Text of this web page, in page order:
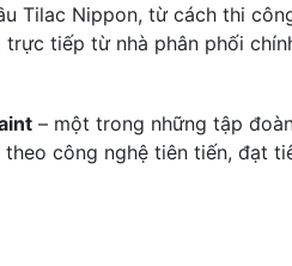
Tilac Nippon, từ cách thi
trực tiếp từ nhà phân phối
– một trong những tập
công nghệ tiên tiến, đạt